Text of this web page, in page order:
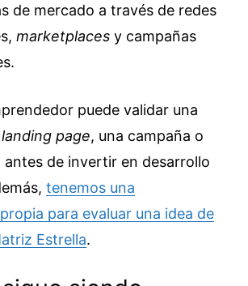
de mercado a través de redes
marketplaces y campañas
puede validar una
landing page, una campaña o
antes de invertir en desarrollo
tenemos una
para evaluar una idea de
Estrella.